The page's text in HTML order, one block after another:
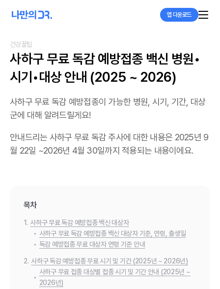
앱 다운로드
건강꿀팁
사하구 무료 독감 예방접종 백신 병원•
시기•대상 안내 (2025 ~ 2026)
사하구 무료 독감 예방접종이 가능한 병원, 시기, 기간, 대상
군에 대해 알려드릴게요!
안내드리는 사하구 무료 독감 주사에 대한 내용은 2025년 9
월 22일 ~2026년 4월 30일까지 적용되는 내용이에요.
목차
1. 사하구 무료 독감 예방접종 백신 대상자
• 사하구 무료 독감 예방접종 백신 대상자 기준, 연령, 출생일
• 독감 예방접종 무료 대상자 연령 기준 안내
2. 사하구 독감 예방접종 무료 시기 및 기간 (2025년 ~ 2026년)
•
사하구 무료 접종 대상별 접종 시기 및 기간 안내 (2025년 ~
2026년)